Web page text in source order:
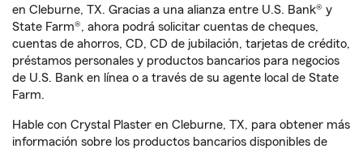
en Cleburne, TX. Gracias a una alianza entre U.S. Bank® y
State Farm®, ahora podrá solicitar cuentas de cheques,
cuentas de ahorros, CD, CD de jubilación, tarjetas de crédito,
préstamos personales y productos bancarios para negocios
de U.S. Bank en línea o a través de su agente local de State
Farm.
Hable con Crystal Plaster en Cleburne, TX, para obtener más
información sobre los productos bancarios disponibles de